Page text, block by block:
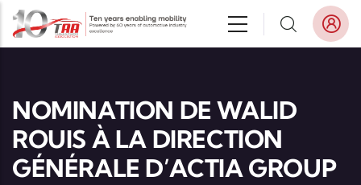
Aller au contenu principal
NOMINATION DE WALID
ROUIS À LA DIRECTION
GÉNÉRALE D’ACTIA GROUP